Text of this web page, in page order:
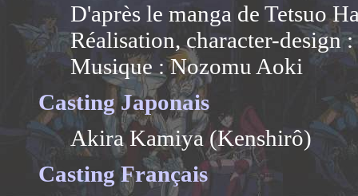
D'après le manga de Tetsuo
Réalisation, character-design
Musique : Nozomu Aoki
Casting Japonais
Akira Kamiya (Kenshirô)
Casting Français